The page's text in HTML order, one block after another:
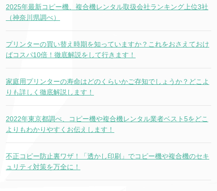
2025年最新コピー機、複合機レンタル取扱会社ランキング上位3社
（神奈川県調べ）
プリンターの買い替え時期を知っていますか？これをおさえておけ
ばコスパ10倍！徹底解説をして行きます！
家庭用プリンターの寿命はどのくらいかご存知でしょうか？どこよ
りも詳しく徹底解説します！
2022年東京都調べ、コピー機や複合機レンタル業者ベスト5をどこ
よりもわかりやすくお伝えします！
不正コピー防止裏ワザ！「透かし印刷」でコピー機や複合機のセキ
ュリティ対策を万全に！